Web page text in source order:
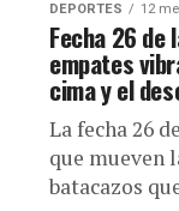
DEPORTES 12
Fecha 26
empates
cima y el
La fecha 26
que mueven
batacazos